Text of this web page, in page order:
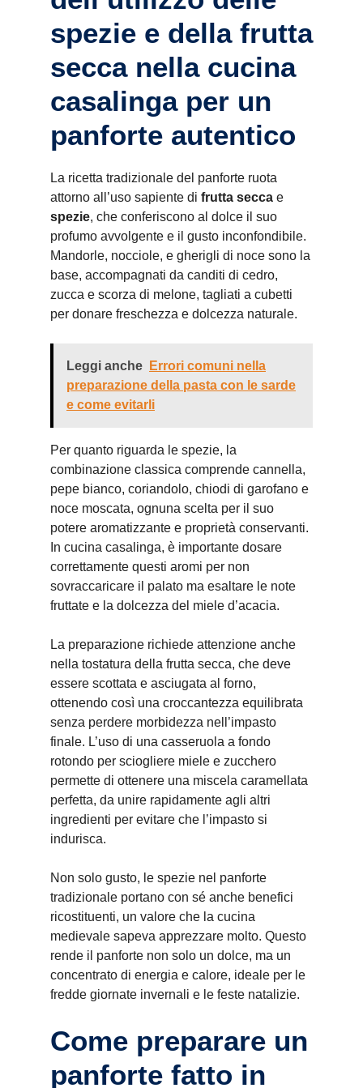
spezie e della frutta
secca nella cucina
casalinga per un
panforte autentico
La ricetta tradizionale del panforte ruota
attorno all’uso sapiente di frutta secca e
spezie, che conferiscono al dolce il suo
profumo avvolgente e il gusto inconfondibile.
Mandorle, nocciole, e gherigli di noce sono la
base, accompagnati da canditi di cedro,
zucca e scorza di melone, tagliati a cubetti
per donare freschezza e dolcezza naturale.
Leggi anche
Errori comuni nella
preparazione della pasta con le sarde
e come evitarli
Per quanto riguarda le spezie, la
combinazione classica comprende cannella,
pepe bianco, coriandolo, chiodi di garofano e
noce moscata, ognuna scelta per il suo
potere aromatizzante e proprietà conservanti.
In cucina casalinga, è importante dosare
correttamente questi aromi per non
sovraccaricare il palato ma esaltare le note
fruttate e la dolcezza del miele d’acacia.
La preparazione richiede attenzione anche
nella tostatura della frutta secca, che deve
essere scottata e asciugata al forno,
ottenendo così una croccantezza equilibrata
senza perdere morbidezza nell’impasto
finale. L’uso di una casseruola a fondo
rotondo per sciogliere miele e zucchero
permette di ottenere una miscela caramellata
perfetta, da unire rapidamente agli altri
ingredienti per evitare che l’impasto si
indurisca.
Non solo gusto, le spezie nel panforte
tradizionale portano con sé anche benefici
ricostituenti, un valore che la cucina
medievale sapeva apprezzare molto. Questo
rende il panforte non solo un dolce, ma un
concentrato di energia e calore, ideale per le
fredde giornate invernali e le feste natalizie.
Come preparare un
panforte fatto in